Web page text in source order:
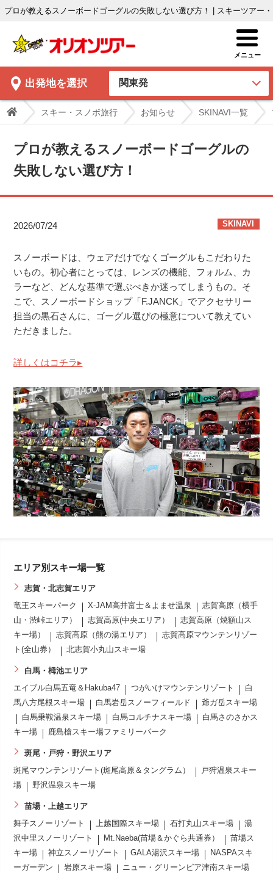
プロが教えるスノーボードゴーグルの失敗しない選び方！ | スキーツアー
出発地を選択
スキー・スノボ旅行 お知らせ SKINAVI一覧
プロが教えるスノーボードゴーグルの
失敗しない選び方！
2026/07/24 SKINAVI
スノーボードは、ウェアだけでなくゴーグルもこだわりた
いもの。初心者にとっては、レンズの機能、フォルム、カ
ラーなど、どんな基準で選ぶべきか迷ってしまうもの。そ
こで、スノーボードショップ「F.JANCK」でアクセサリー
担当の黒石さんに、ゴーグル選びの極意について教えてい
ただきました。
詳しくはコチラ▸
エリア別スキー場一覧
志賀・北志賀エリア
竜王スキーパーク X-JAM高井富士＆よませ温泉
志賀高原（横手
山・渋峠エリア）
志賀高原(中央エリア）
志賀高原（焼額山ス
キー場）
志賀高原（熊の湯エリア）
志賀高原マウンテンリゾー
ト(全山券）
北志賀小丸山スキー場
白馬・栂池エリア
エイブル白馬五竜＆Hakuba47 つがいけマウンテンリゾート
白
馬八方尾根スキー場
白馬岩岳スノーフィールド
爺ガ岳スキー場
白馬乗鞍温泉スキー場
白馬コルチナスキー場
白馬さのさかス
キー場
鹿島槍スキー場ファミリーパーク
斑尾・戸狩・野沢エリア
斑尾マウンテンリゾート(斑尾高原＆タングラム）
戸狩温泉スキー
場
野沢温泉スキー場
苗場・上越エリア
舞子スノーリゾート 上越国際スキー場 石打丸山スキー場
湯
沢中里スノーリゾート
Mt.Naeba(苗場＆かぐら共通券）
苗場ス
キー場
神立スノーリゾート GALA湯沢スキー場
NASPAスキ
ーガーデン
岩原スキー場
ニュー・グリーンピア津南スキー場